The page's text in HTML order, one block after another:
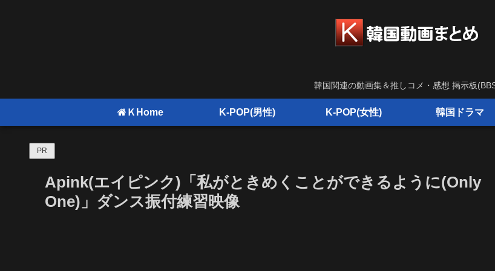
韓国関連の動画集＆推しコメ・感想 掲示板
ＫHome K-POP(男性) K-POP(女性) 韓国ドラマ
PR
Apink(エイピンク)「私がときめくことができるように(Only
One)」ダンス振付練習映像